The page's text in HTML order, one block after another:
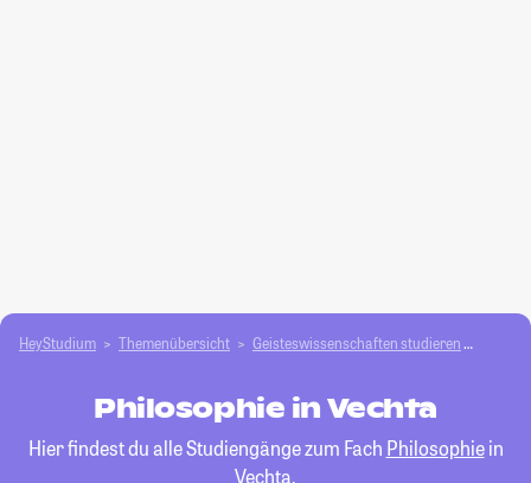
HeyStudium Themenübersicht Geisteswissenschaften studieren
Philosophie in Vechta
Hier findest du alle Studiengänge zum Fach Philosophiein
Vechta.